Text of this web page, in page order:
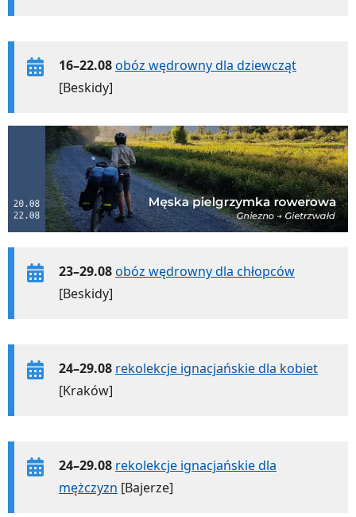
16–22.08obóz wędrowny dla dziewcząt
[Beskidy]
23–29.08obóz wędrowny dla chłopców
[Beskidy]
24–29.08 rekolekcje ignacjańskie dla kobiet
[Kraków]
24–29.08 rekolekcje ignacjańskie dla
mężczyzn [Bajerze]